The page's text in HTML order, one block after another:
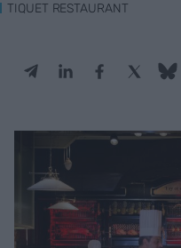
TIQUET RESTAURANT